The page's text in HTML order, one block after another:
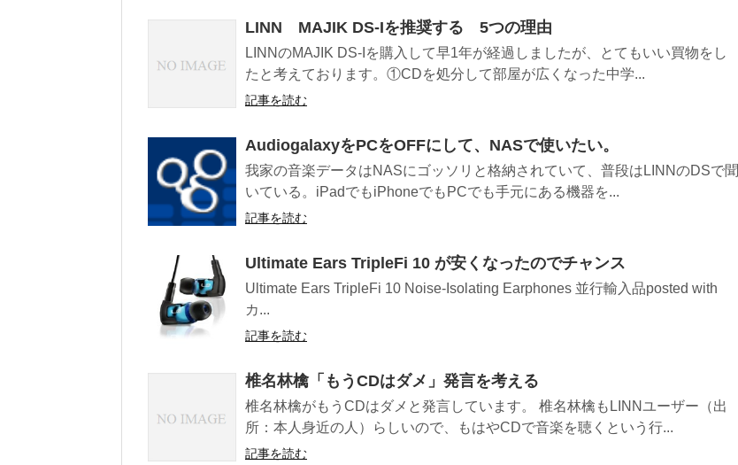
LINN MAJIK DS-Iを推奨する 5つの理由
LINNのMAJIK DS-Iを購入して早1年が経過しましたが、とてもいい買物をし
たと考えております。①CDを処分して部屋が広くなった中学...
記事を読む
AudiogalaxyをPCをOFFにして、NASで使いたい。
我家の音楽データはNASにゴッソリと格納されていて、普段はLINNのDSで聞
いている。iPadでもiPhoneでもPCでも手元にある機器を...
記事を読む
Ultimate Ears TripleFi 10 が安くなったのでチャンス
Ultimate Ears TripleFi 10 Noise-Isolating Earphones 並行輸入品posted with
カ...
記事を読む
椎名林檎「もうCDはダメ」発言を考える
椎名林檎がもうCDはダメと発言しています。 椎名林檎もLINNユーザー（出
所：本人身近の人）らしいので、もはやCDで音楽を聴くという行...
記事を読む